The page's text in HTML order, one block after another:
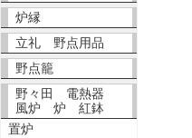
炉縁
立礼 野点用品
野点籠
野々田 電熱器
風炉 炉 紅鉢
置炉